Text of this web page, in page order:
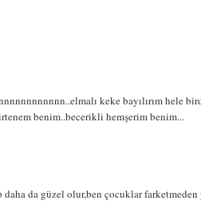
keke bayılırım hele
benim..becerikli hemşerim benim...
daha da güzel olur,ben çocuklar